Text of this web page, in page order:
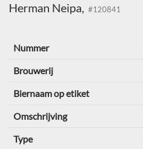
Herman Neipa, #120841
Nummer
Brouwerij
Biernaam op etiket
Omschrijving
Type